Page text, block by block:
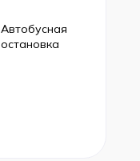
Автобусная
остановка